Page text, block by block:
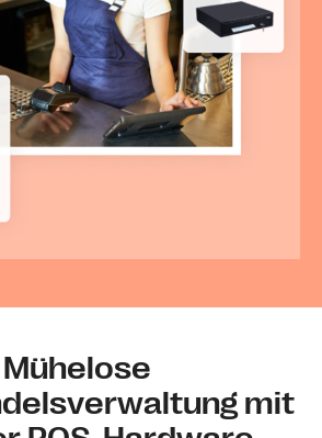
Mühelose
mit